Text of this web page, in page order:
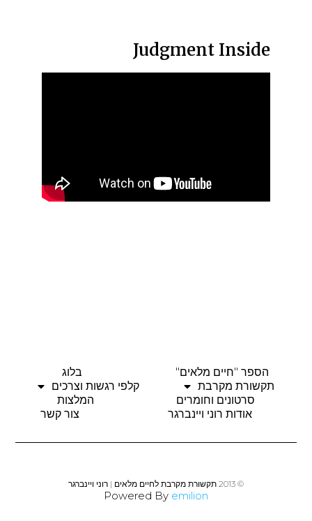
Judgment Inside
הספר "חיים מלאים"
בלוג
תקשורת מקרבת
קלפי רגשות וצרכים
סרטונים וחומרים
המלצות
אודות רוני ויינברגר
צור קשר
© 2013 תקשורת מקרבת לחיים מלאים | רוני ויינברגר
Powered By emilion